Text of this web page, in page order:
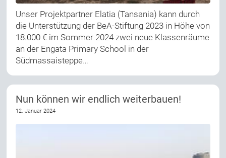
Unser Projektpartner Elatia (Tansania) kann durch
die Unterstützung der BeA-Stiftung 2023 in Höhe von
18.000 € im Sommer 2024 zwei neue Klassenräume
an der Engata Primary School in der
Südmassaisteppe…
Nun können wir endlich weiterbauen!
12. Januar 2024